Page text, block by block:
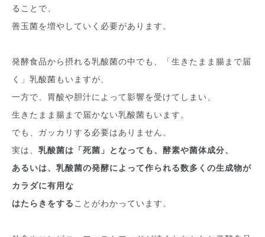
ることで、
善玉菌を増やしていく必要があります。
発酵食品から摂れる乳酸菌の中でも、「生きたまま腸まで届
く」乳酸菌もいますが、
一方で、胃酸や胆汁によって影響を受けてしまい、
生きたまま腸まで届かない乳酸菌もいます。
でも、ガッカリする必要はありません。
実は、 乳酸菌は「死菌」となっても、酵素や菌体成分、
あるいは、乳酸菌の発酵によって作られる数多くの生成物が
カラダに有用な
はたらきをすることがわかっています。